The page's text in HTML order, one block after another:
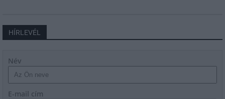
HÍRLEVÉL
Név
E-mail cím